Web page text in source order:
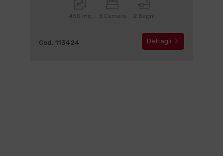
450 mq 3 Camere 2 Bagni
Cod. 113424 Dettagli